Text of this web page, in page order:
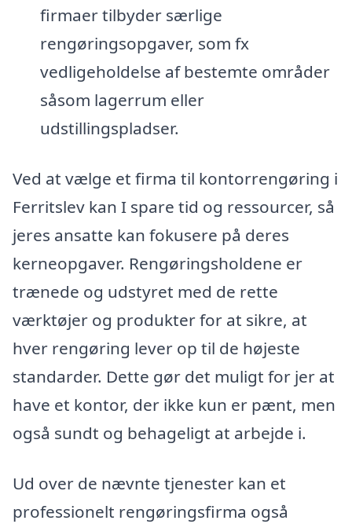
firmaer tilbyder særlige
rengøringsopgaver, som fx
vedligeholdelse af bestemte områder
såsom lagerrum eller
udstillingspladser.
Ved at vælge et firma til kontorrengøring i
Ferritslev kan I spare tid og ressourcer, så
jeres ansatte kan fokusere på deres
kerneopgaver. Rengøringsholdene er
trænede og udstyret med de rette
værktøjer og produkter for at sikre, at
hver rengøring lever op til de højeste
standarder. Dette gør det muligt for jer at
have et kontor, der ikke kun er pænt, men
også sundt og behageligt at arbejde i.
Ud over de nævnte tjenester kan et
professionelt rengøringsfirma også